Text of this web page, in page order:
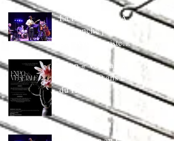
La Ducasse au LA
:Dimanche piano
Bar AVec bapiste
coppens
Expo « Végetale »
pour Les 10 ans LA
du Hautbois